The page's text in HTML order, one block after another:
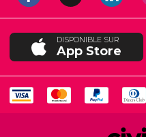
DISPONIBLE SUR
App Store